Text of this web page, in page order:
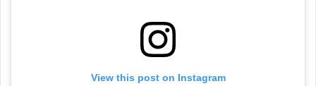
View this post on Instagram